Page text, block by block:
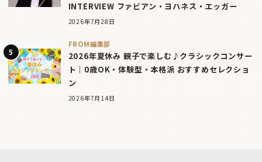
INTERVIEW ファビアン・ヨハネス・エッガー
2026年7月28日
FROM編集部
2026年夏休み 親子で楽しむ♪クラシックコンサー
ト｜0歳OK・体験型・本格派 おすすめセレクショ
ン
2026年7月14日